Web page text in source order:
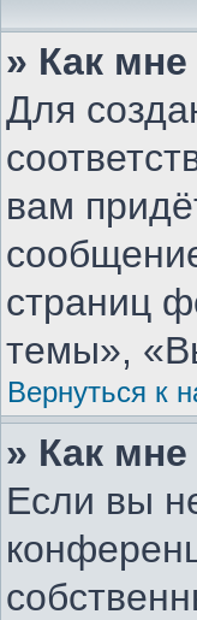
» Как
Для
вам
страниц
темы»,
Вернуться к
» Как
Если вы